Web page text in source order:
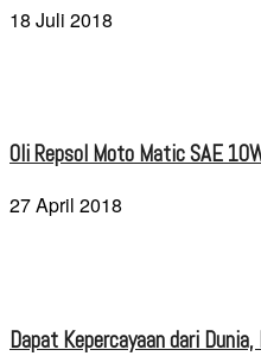
18 Juli 2018
Oli Repsol Moto Matic SAE
27 April 2018
Dapat Kepercayaan dari